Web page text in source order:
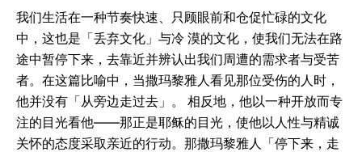
我们生活在一种节奏快速、只顾眼前和仓促忙碌的文化
中，这也是「丢弃文化」与冷 漠的文化，使我们无法在路
途中暂停下来，去靠近并辨认出我们周遭的需求者与受苦
者。在这篇比喻中，当撒玛黎雅人看见那位受伤的人时，
他并没有「从旁边走过去」。 相反地，他以一种开放而专
注的目光看他——那正是耶稣的目光，使他以人性与精诚
关怀的态度采取亲近的行动。那撒玛黎雅人「停下来，走